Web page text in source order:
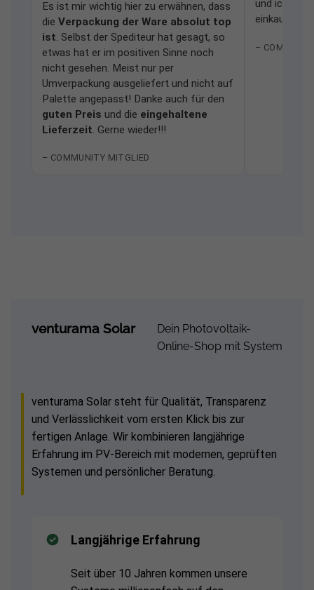
Es ist mir wichtig hier zu erwähnen, dass
die Verpackung der Ware absolut top
ist . Selbst der Spediteur hat gesagt, so
etwas hat er im positiven Sinne noch
nicht gesehen. Meist nur per
Umverpackung ausgeliefert und nicht auf
Palette angepasst! Danke auch für den
guten Preis und die eingehaltene
Lieferzeit . Gerne wieder!!!
– COMMUNITY MITGLIED
und ich
einkaufen.
–
venturama Solar
Dein Photovoltaik-
Online-Shop mit System
venturama Solar steht für Qualität, Transparenz
und Verlässlichkeit vom ersten Klick bis zur
fertigen Anlage. Wir kombinieren langjährige
Erfahrung im PV-Bereich mit modernen, geprüften
Systemen und persönlicher Beratung.
Langjährige Erfahrung
Seit über 10 Jahren kommen unsere